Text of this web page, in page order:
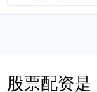
股票配资是